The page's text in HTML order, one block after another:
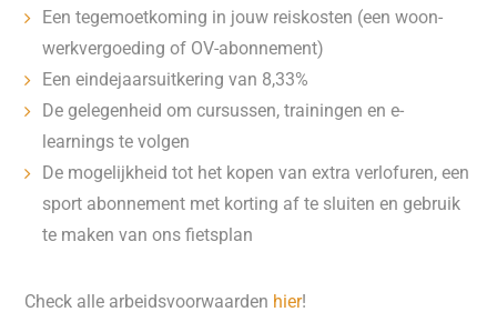
Een tegemoetkoming in jouw reiskosten (een woon-
werkvergoeding of OV-abonnement)
Een eindejaarsuitkering van 8,33%
De gelegenheid om cursussen, trainingen en e-
learnings te volgen
De mogelijkheid tot het kopen van extra verlofuren, een
sport abonnement met korting af te sluiten en gebruik
te maken van ons fietsplan
Check alle arbeidsvoorwaarden hier!